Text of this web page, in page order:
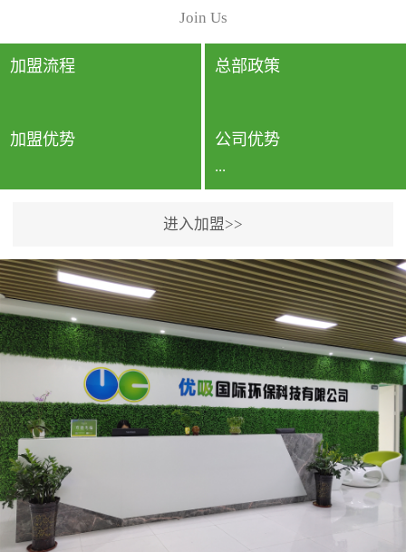
内空间都有整体消毒的需
要。因为空间内人流携带
的、空气...
法，空气采样量准确，检
测结果可靠，远胜于其他
检测...
Join Us
加盟流程 总部政策
加盟优势 公司优势
...
专利保护优势、双甲资质
企业（“室内环境净化治理
甲级施工资质”“室内环境
污染治理资质等级证
书”）、拥有多名高级《环
境工程高级工程师》室内
空气治理资格认证的治理
人员、掌握室内空气净化
治理实用技术和五项专利
技术、八项计算机软件著
作权登记证书等。研发实
进入加盟>>